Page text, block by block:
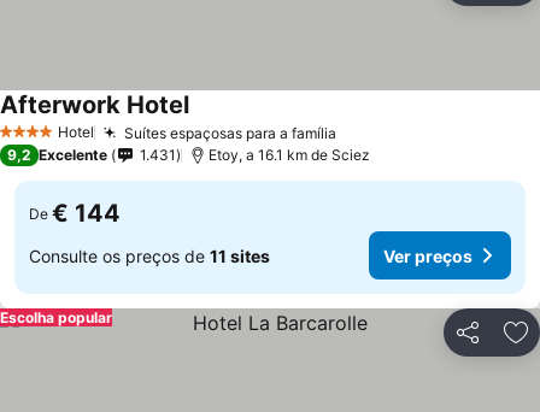
4 EstrelasHotel Suítes espaçosas para a família
Afterwork Hotel
9,2 Excelente 1.431 Etoy, a 16.1 km de Sciez
De € 144
Consulte os preços de 11 sites Ver preços
Partilhar
Escolha popular